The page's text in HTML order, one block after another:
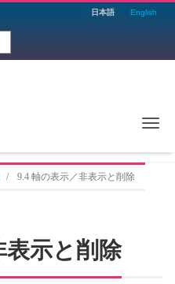
日本語 English
9.4 軸の表示／非表示と削除
表示と削除